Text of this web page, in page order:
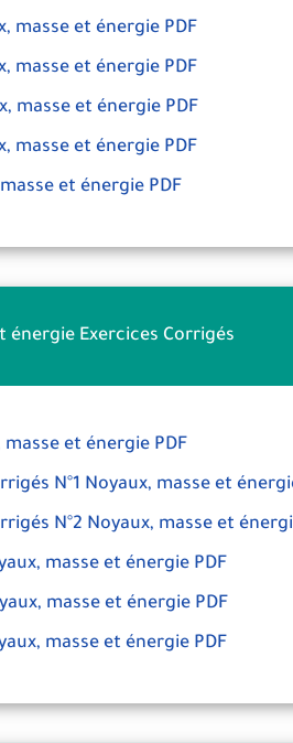
masse et énergie PDF
masse et énergie PDF
masse et énergie PDF
masse et énergie PDF
et énergie PDF
énergie Exercices Corrigés
et énergie PDF
N°1 Noyaux, masse et
N°2 Noyaux, masse et
masse et énergie PDF
masse et énergie PDF
masse et énergie PDF